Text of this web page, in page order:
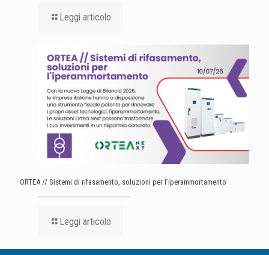
Leggi articolo
ORTEA // Sistemi di rifasamento, soluzioni per l’iperammortamento
Leggi articolo